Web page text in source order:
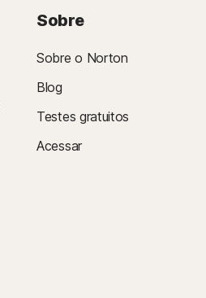
Sobre
Sobre o Norton
Blog
Testes gratuitos
Acessar